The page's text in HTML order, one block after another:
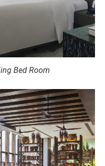
Bed Room